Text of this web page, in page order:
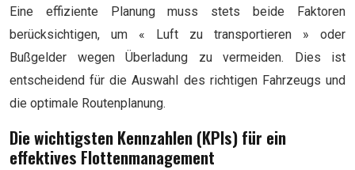
Eine effiziente Planung muss stets beide Faktoren
berücksichtigen, um « Luft zu transportieren » oder
Bußgelder wegen Überladung zu vermeiden. Dies ist
entscheidend für die Auswahl des richtigen Fahrzeugs und
die optimale Routenplanung.
Die wichtigsten Kennzahlen (KPIs) für ein
effektives Flottenmanagement